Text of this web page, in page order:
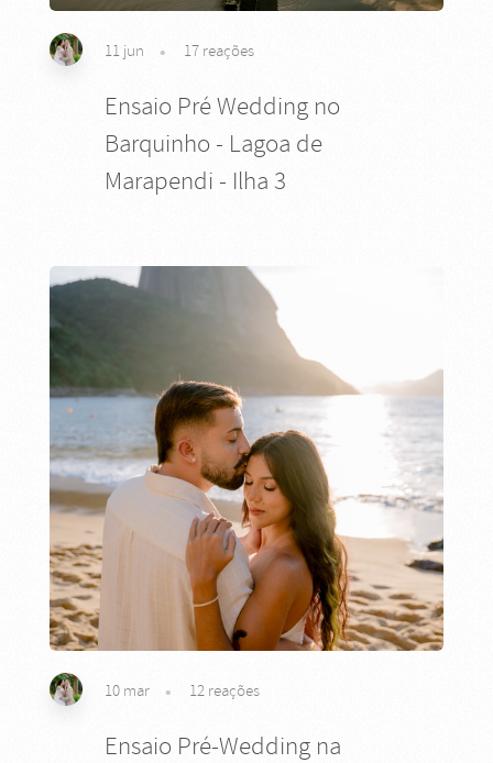
11 jun 17 reações
Ensaio Pré Wedding no
Barquinho - Lagoa de
Marapendi - Ilha 3
10 mar 12 reações
Ensaio Pré-Wedding na